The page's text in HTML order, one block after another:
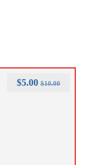
$10.00
$5.00